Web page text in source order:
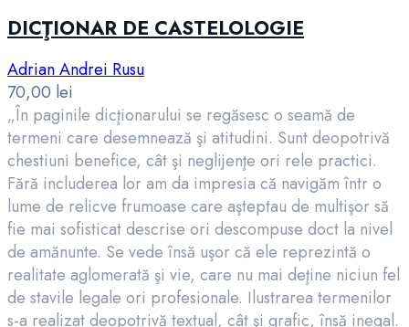
DICŢIONAR DE CASTELOLOGIE
Adrian Andrei Rusu
70,00 lei
„În paginile dicţionarului se regăsesc o seamă de
termeni care desemnează şi atitudini. Sunt deopotrivă
chestiuni benefice, cât şi neglijenţe ori rele practici.
Fără includerea lor am da impresia că navigăm într o
lume de relicve frumoase care aşteptau de multişor să
fie mai sofisticat descrise ori descompuse doct la nivel
de amănunte. Se vede însă uşor că ele reprezintă o
realitate aglomerată şi vie, care nu mai deţine niciun fel
de stavile legale ori profesionale. Ilustrarea termenilor
s-a realizat deopotrivă textual, cât şi grafic, însă inegal.